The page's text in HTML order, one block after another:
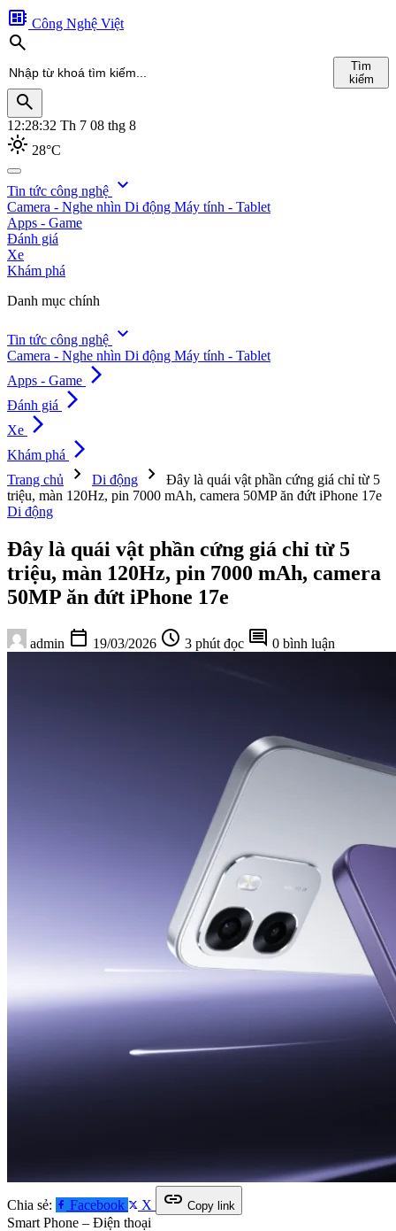
developer_board Công Nghệ Việt
search
Tìm
kiếm
search
12:28:34 Th 7 08 thg 8
light_mode 28°C
search
Tin tức công nghệ expand_more
Camera - Nghe nhìn Di động Máy tính - Tablet
Apps - Game
Đánh giá
Xe
Khám phá
Danh mục chính
Tin tức công nghệ expand_more
Camera - Nghe nhìn Di động Máy tính - Tablet
Apps - Game arrow_forward_ios
Đánh giá arrow_forward_ios
Xe arrow_forward_ios
Khám phá arrow_forward_ios
Trang chủ chevron_right Di động chevron_right
Đây là quái vật phần cứng giá chỉ từ 5
triệu, màn 120Hz, pin 7000 mAh, camera 50MP ăn đứt iPhone 17e
Di động
Đây là quái vật phần cứng giá chỉ từ 5
triệu, màn 120Hz, pin 7000 mAh, camera
50MP ăn đứt iPhone 17e
admin calendar_today 19/03/2026 schedule 3 phút đọc comment 0 bình luận
Chia sẻ: Facebook X link Copy link
Smart Phone – Điện thoại